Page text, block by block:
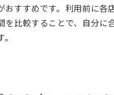
おすすめです。利用前に各
を比較することで、自分に